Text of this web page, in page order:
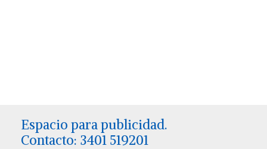
Espacio para publicidad.
Contacto: 3401 519201